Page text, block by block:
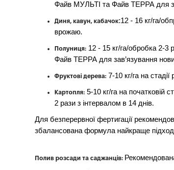
Файв МУЛЬТІ та Файв ТЕРРА для
Диня, кавун, кабачок:12 - 16 кг/га/
врожаю.
Полуниця: 12 - 15 кг/га/обробка 2-3
Файв ТЕРРА для зав’язування
Фруктові дерева: 7-10 кг/га на
Картопля: 5-10 кг/га на початковій
2 рази з інтервалом в 14 днів.
Для безперервної фертигації
збалансована формула найкраще
Полив розсади та саджанців: